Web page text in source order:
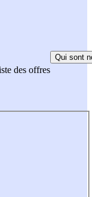
des offres
Qui sont